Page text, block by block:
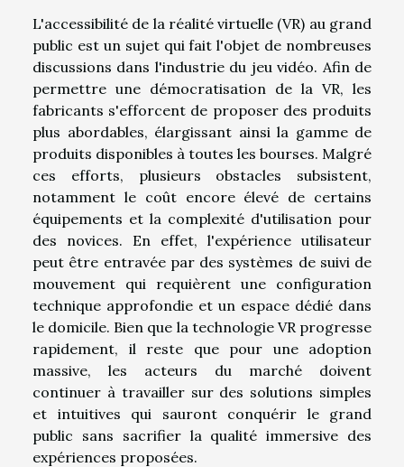
L'accessibilité de la réalité virtuelle (VR) au grand
public est un sujet qui fait l'objet de nombreuses
discussions dans l'industrie du jeu vidéo. Afin de
permettre une démocratisation de la VR, les
fabricants s'efforcent de proposer des produits
plus abordables, élargissant ainsi la gamme de
produits disponibles à toutes les bourses. Malgré
ces efforts, plusieurs obstacles subsistent,
notamment le coût encore élevé de certains
équipements et la complexité d'utilisation pour
des novices. En effet, l'expérience utilisateur
peut être entravée par des systèmes de suivi de
mouvement qui requièrent une configuration
technique approfondie et un espace dédié dans
le domicile. Bien que la technologie VR progresse
rapidement, il reste que pour une adoption
massive, les acteurs du marché doivent
continuer à travailler sur des solutions simples
et intuitives qui sauront conquérir le grand
public sans sacrifier la qualité immersive des
expériences proposées.